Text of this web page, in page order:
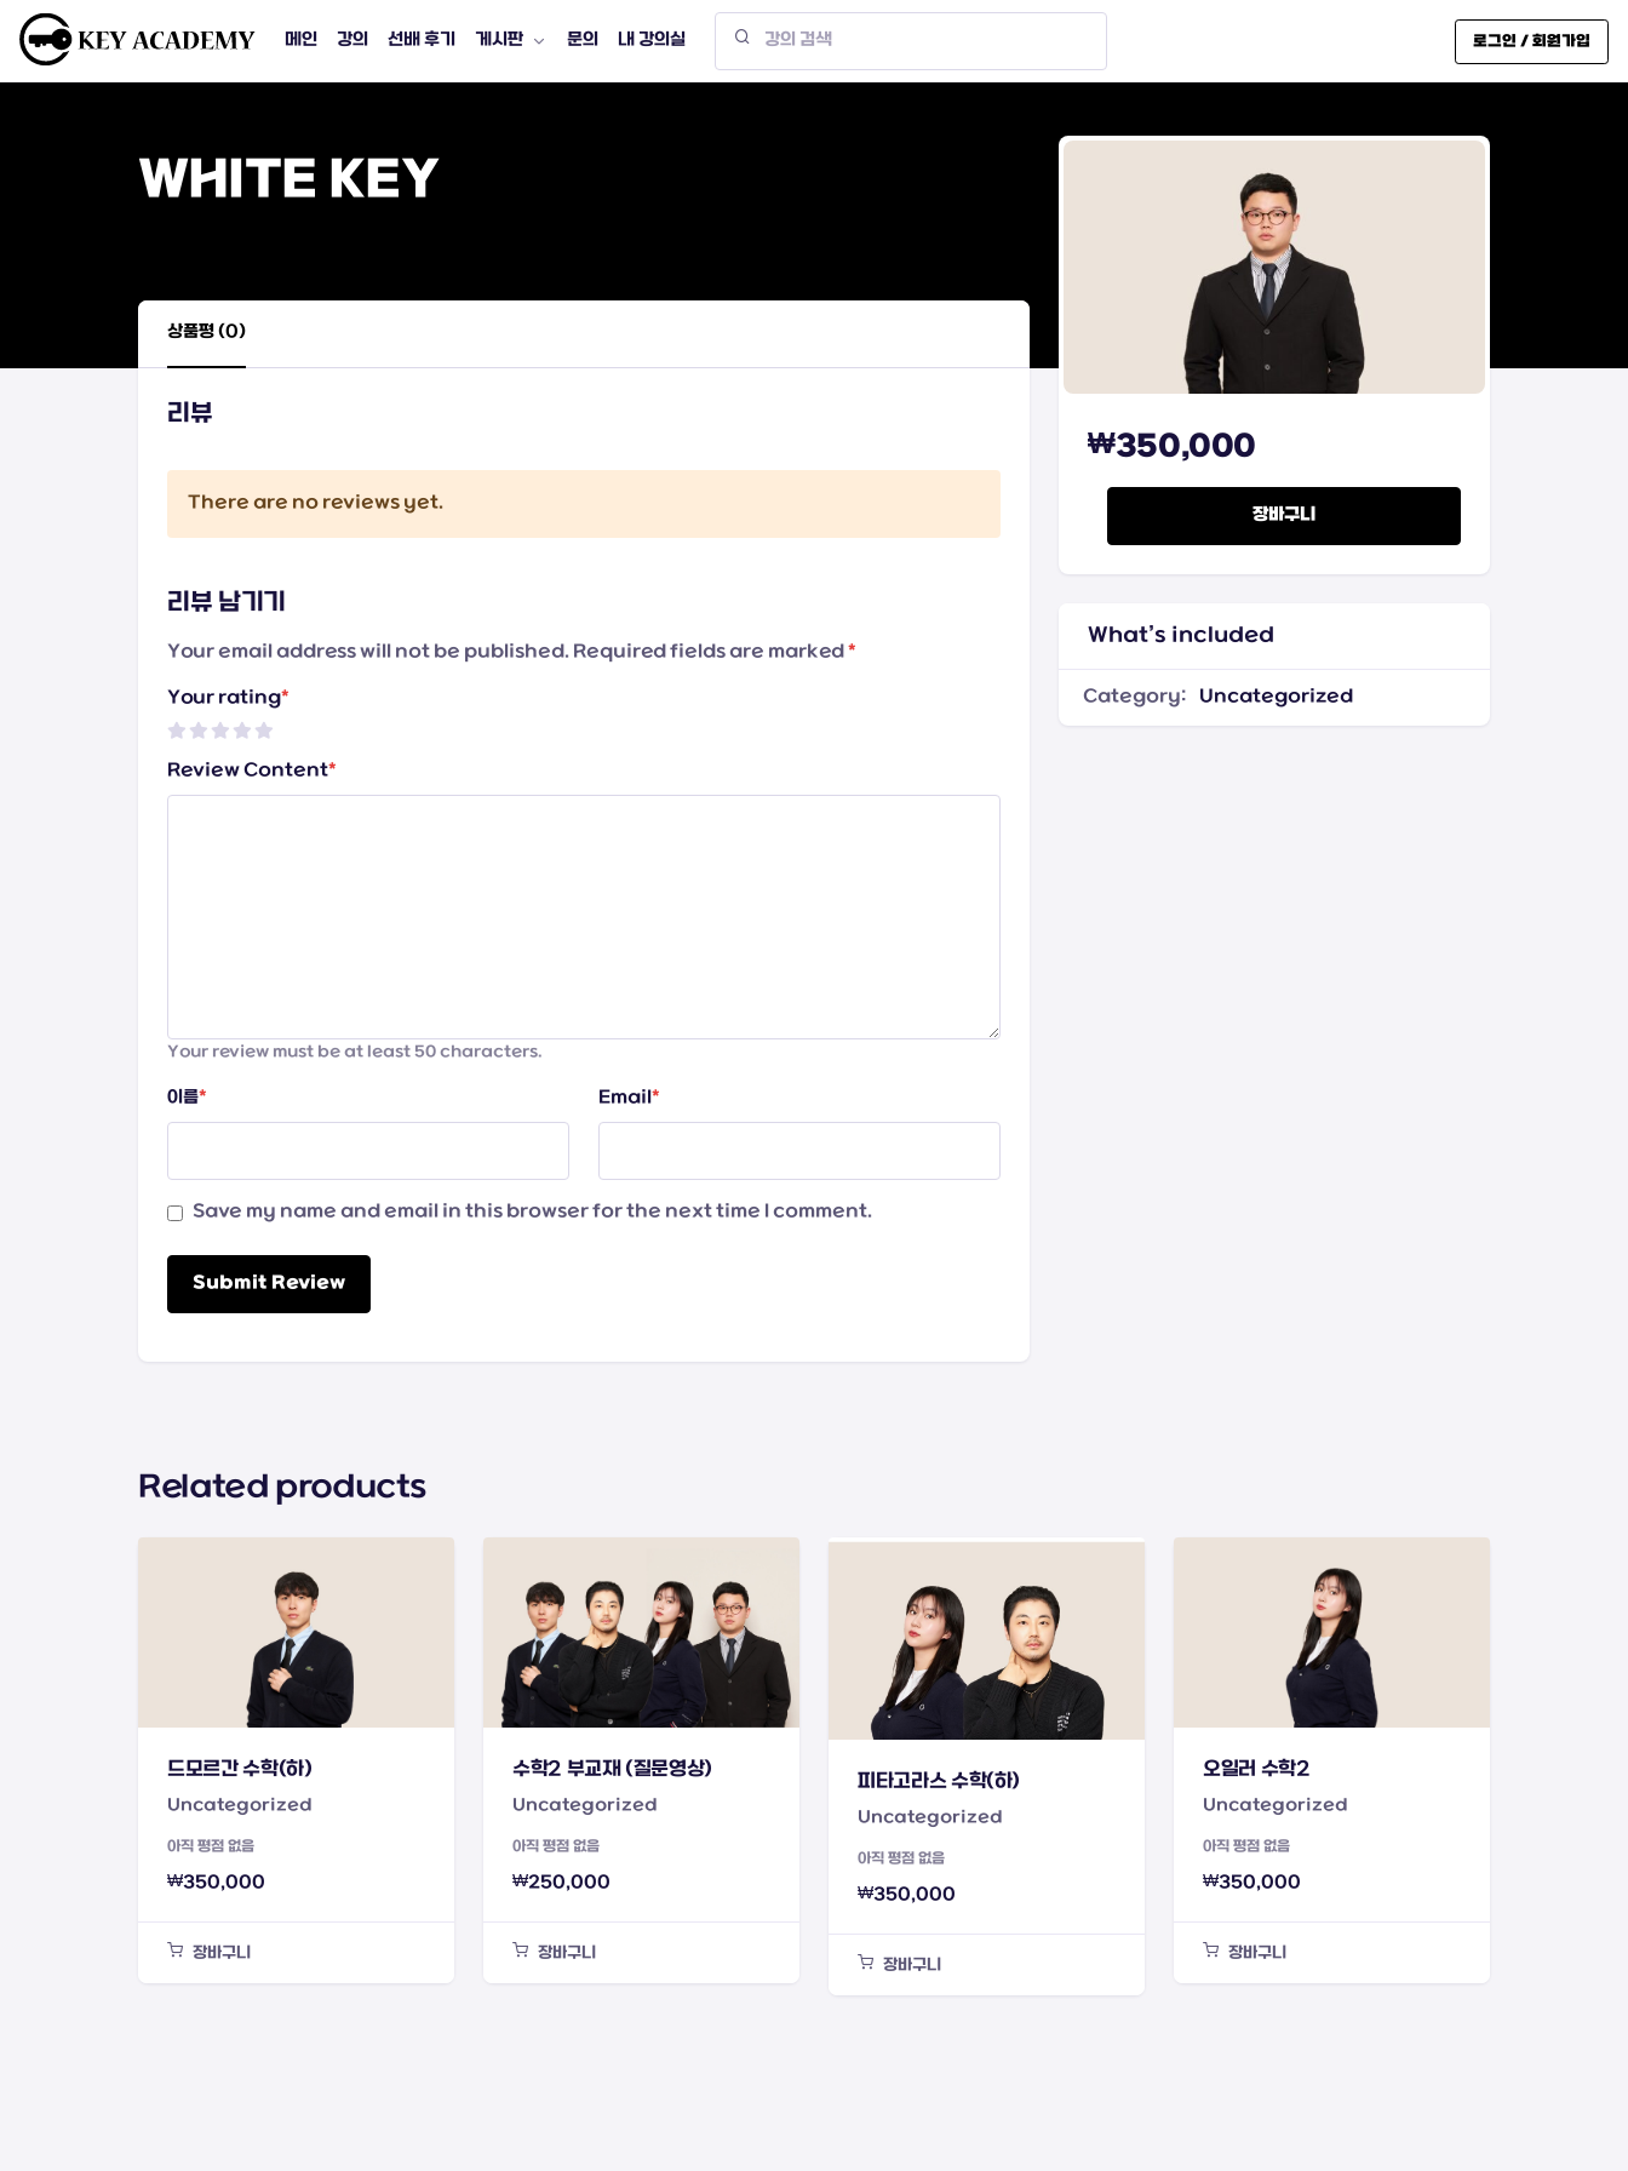
메인 강의 선배 후기 게시판 문의 내 강의실 로그인 / 회원가입
WHITE KEY
상품평 (0)
리뷰
There are no reviews yet.
리뷰 남기기
Your email address will not be published. Required fields are marked*
Your rating*
Review Content*
Your review must be at least 50 characters.
이름* Email*
Save my name and email in this browser for the next time I comment.
Submit Review
₩350,000
WHITE KEY quantity
장바구니
What’s included
Category: Uncategorized
Related products
드모르간 수학(하)
Uncategorized
아직 평점 없음
₩350,000
장바구니
수학2 부교재 (질문영상)
Uncategorized
아직 평점 없음
₩250,000
장바구니
피타고라스 수학(하)
Uncategorized
아직 평점 없음
₩350,000
장바구니
오일러 수학2
Uncategorized
아직 평점 없음
₩350,000
장바구니